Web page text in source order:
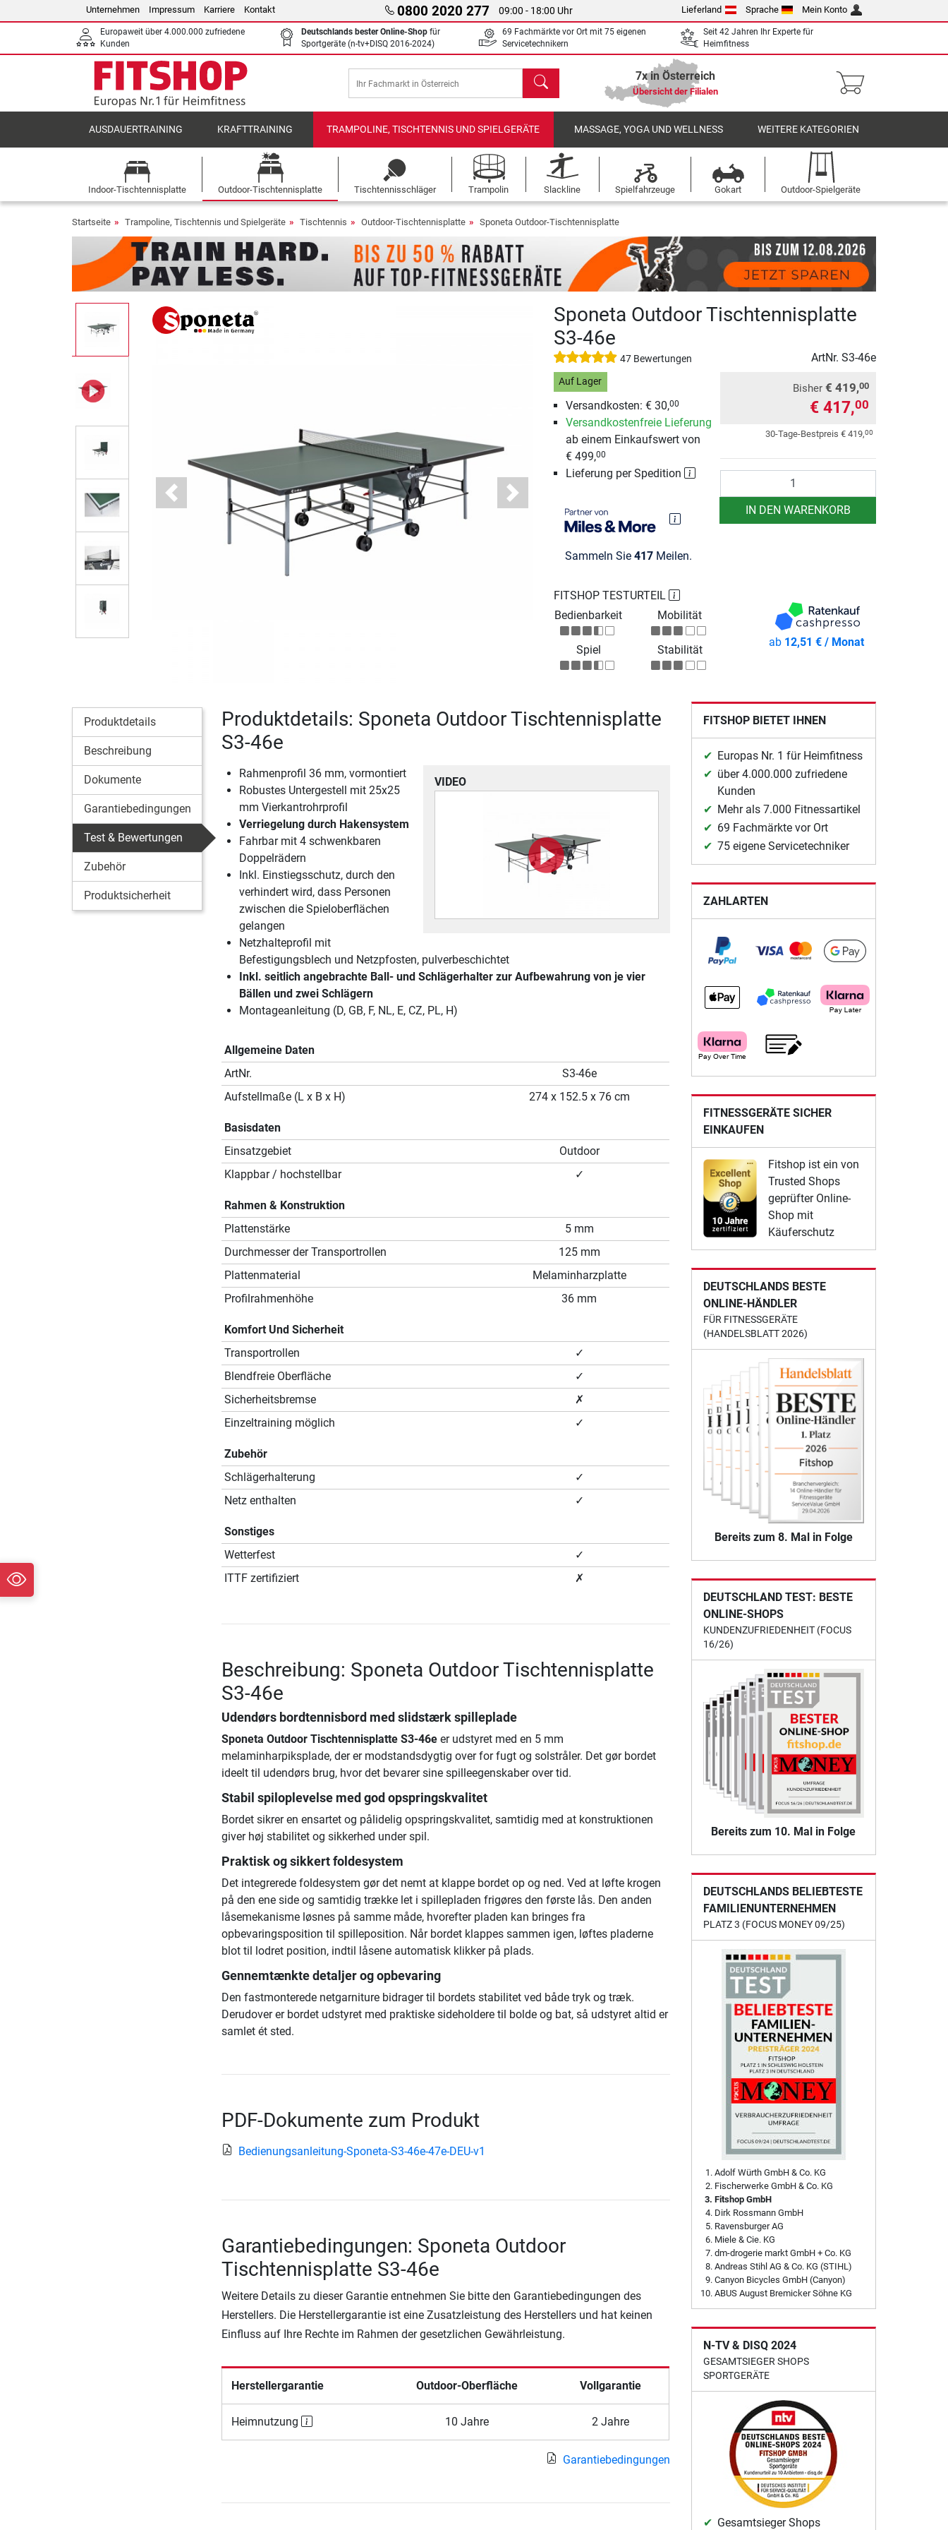
Unternehmen Impressum Karriere Kontakt 0800 2020 277 09:00 - 18:00 Uhr Lieferland Sprache Mein Konto
Europaweit über 4.000.000 zufriedene
Kunden
Deutschlands bester Online-Shop für
Sportgeräte (n-tv+DISQ 2016-2024)
69 Fachmärkte vor Ort mit 75 eigenen
Servicetechnikern
Seit 42 Jahren Ihr Experte für
Heimfitness
Suchen 7x in Österreich
Übersicht der Filialen
AUSDAUERTRAINING KRAFTTRAINING TRAMPOLINE, TISCHTENNIS UND SPIELGERÄTE MASSAGE, YOGA UND WELLNESS WEITERE KATEGORIEN
Indoor-Tischtennisplatte Outdoor-Tischtennisplatte Tischtennisschläger Trampolin Slackline Spielfahrzeuge Gokart Outdoor-Spielgeräte
Startseite Trampoline, Tischtennis und Spielgeräte Tischtennis Outdoor-Tischtennisplatte Sponeta Outdoor-Tischtennisplatte
Previous Next
Sponeta Outdoor Tischtennisplatte
S3-46e
47 Bewertungen ArtNr. S3-46e
Auf Lager
Versandkosten: € 30,00
Versandkostenfreie Lieferung
ab einem Einkaufswert von
€ 499,00
Lieferung per Spedition
Sammeln Sie 417Meilen.
Bisher € 419,00
€ 417,00
30-Tage-Bestpreis € 419,00
IN DEN WARENKORB
FITSHOP TESTURTEIL
Bedienbarkeit
Mobilität
Spiel Stabilität
ab 12,51 € / Monat
Produktdetails
Beschreibung
Dokumente
Garantiebedingungen
Test & Bewertungen
Zubehör
Produktsicherheit
Produktdetails: Sponeta Outdoor Tischtennisplatte
S3-46e
VIDEO
Rahmenprofil 36 mm, vormontiert
Robustes Untergestell mit 25x25
mm Vierkantrohrprofil
Verriegelung durch Hakensystem
Fahrbar mit 4 schwenkbaren
Doppelrädern
Inkl. Einstiegsschutz, durch den
verhindert wird, dass Personen
zwischen die Spieloberflächen
gelangen
Netzhalteprofil mit
Befestigungsblech und Netzpfosten, pulverbeschichtet
Inkl. seitlich angebrachte Ball- und Schlägerhalter zur Aufbewahrung von je vier
Bällen und zwei Schlägern
Montageanleitung (D, GB, F, NL, E, CZ, PL, H)
Allgemeine Daten
ArtNr.
S3-46e
Aufstellmaße (L x B x H)
274 x 152.5 x 76 cm
Basisdaten
Einsatzgebiet
Outdoor
Klappbar / hochstellbar
✓
Rahmen & Konstruktion
Plattenstärke
5 mm
Durchmesser der Transportrollen
125 mm
Plattenmaterial
Melaminharzplatte
Profilrahmenhöhe
36 mm
Komfort Und Sicherheit
Transportrollen
✓
Blendfreie Oberfläche
✓
Sicherheitsbremse
✗
Einzeltraining möglich
✓
Zubehör
Schlägerhalterung
✓
Netz enthalten
✓
Sonstiges
Wetterfest
✓
ITTF zertifiziert
✗
Beschreibung: Sponeta Outdoor Tischtennisplatte
S3-46e
Udendørs bordtennisbord med slidstærk spilleplade
Sponeta Outdoor Tischtennisplatte S3-46eer udstyret med en 5 mm
melaminharpiksplade, der er modstandsdygtig over for fugt og solstråler. Det gør bordet
ideelt til udendørs brug, hvor det bevarer sine spilleegenskaber over tid.
Stabil spiloplevelse med god opspringskvalitet
Bordet sikrer en ensartet og pålidelig opspringskvalitet, samtidig med at konstruktionen
giver høj stabilitet og sikkerhed under spil.
Praktisk og sikkert foldesystem
Det integrerede foldesystem gør det nemt at klappe bordet op og ned. Ved at løfte krogen
på den ene side og samtidig trække let i spillepladen frigøres den første lås. Den anden
låsemekanisme løsnes på samme måde, hvorefter pladen kan bringes fra
opbevaringsposition til spilleposition. Når bordet klappes sammen igen, løftes pladerne
blot til lodret position, indtil låsene automatisk klikker på plads.
Gennemtænkte detaljer og opbevaring
Den fastmonterede netgarniture bidrager til bordets stabilitet ved både tryk og træk.
Derudover er bordet udstyret med praktiske sideholdere til bolde og bat, så udstyret altid er
samlet ét sted.
PDF-Dokumente zum Produkt
Bedienungsanleitung-Sponeta-S3-46e-47e-DEU-v1
Garantiebedingungen: Sponeta Outdoor
Tischtennisplatte S3-46e
Weitere Details zu dieser Garantie entnehmen Sie bitte den Garantiebedingungen des
Herstellers. Die Herstellergarantie ist eine Zusatzleistung des Herstellers und hat keinen
Einfluss auf Ihre Rechte im Rahmen der gesetzlichen Gewährleistung.
Herstellergarantie Outdoor-Oberfläche Vollgarantie
Heimnutzung 10 Jahre 2 Jahre
Garantiebedingungen
FITSHOP BIETET IHNEN
Europas Nr. 1 für Heimfitness
über 4.000.000 zufriedene
Kunden
Mehr als 7.000 Fitnessartikel
69 Fachmärkte vor Ort
75 eigene Servicetechniker
ZAHLARTEN
FITNESSGERÄTE SICHER
EINKAUFEN
Fitshop ist ein von
Trusted Shops
geprüfter Online-
Shop mit
Käuferschutz
DEUTSCHLANDS BESTE
ONLINE-HÄNDLER
FÜR FITNESSGERÄTE
(HANDELSBLATT 2026)
Bereits zum 8. Mal in Folge
DEUTSCHLAND TEST: BESTE
ONLINE-SHOPS
KUNDENZUFRIEDENHEIT (FOCUS
16/26)
Bereits zum 10. Mal in Folge
DEUTSCHLANDS BELIEBTESTE
FAMILIENUNTERNEHMEN
PLATZ 3 (FOCUS MONEY 09/25)
Adolf Würth GmbH & Co. KG
Fischerwerke GmbH & Co. KG
Fitshop GmbH
Dirk Rossmann GmbH
Ravensburger AG
Miele & Cie. KG
dm-drogerie markt GmbH + Co. KG
Andreas Stihl AG & Co. KG (STIHL)
Canyon Bicycles GmbH (Canyon)
ABUS August Bremicker Söhne KG
N-TV & DISQ 2024
GESAMTSIEGER SHOPS
SPORTGERÄTE
Gesamtsieger Shops